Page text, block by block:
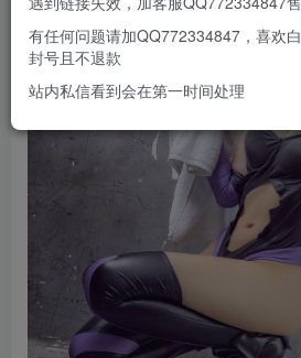
有任何问题请加QQ772334847，喜欢
封号且不退款
站内私信看到会在第一时间处理